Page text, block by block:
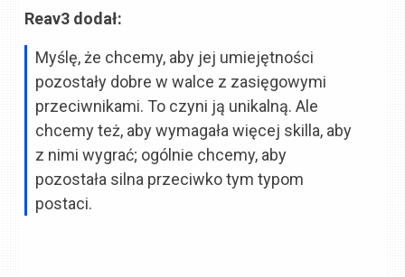
Reav3 dodał:
Myślę, że chcemy, aby jej umiejętności
pozostały dobre w walce z zasięgowymi
przeciwnikami. To czyni ją unikalną. Ale
chcemy też, aby wymagała więcej skilla, aby
z nimi wygrać; ogólnie chcemy, aby
pozostała silna przeciwko tym typom
postaci.